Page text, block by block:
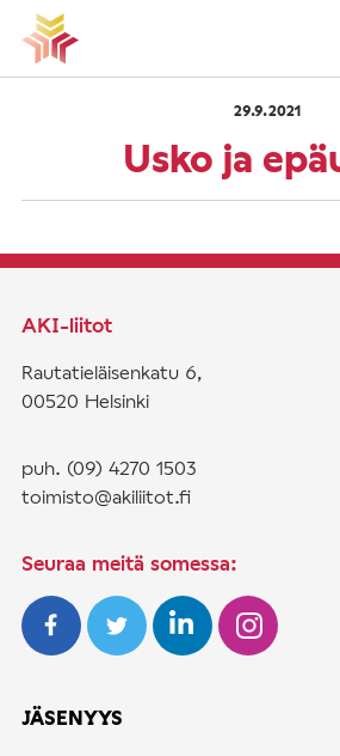
Vieritä
sisältöön
Etusivu Usko
29.9.2021
Usko ja
AKI-liitot
Rautatieläisenkatu 6,
00520 Helsinki
puh. (09) 4270 1503
toimisto@akiliitot.fi
Seuraa meitä somessa:
JÄSENYYS